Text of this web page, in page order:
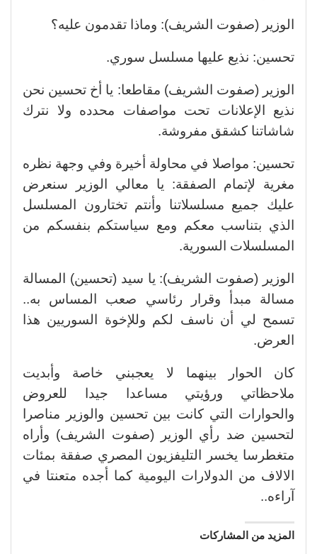
الوزير (صفوت الشريف): وماذا تقدمون عليه؟
تحسين: نذيع عليها مسلسل سوري.
الوزير (صفوت الشريف) مقاطعا: يا أخ تحسين نحن
نذيع الإعلانات تحت مواصفات محدده ولا نترك
شاشاتنا كشقق مفروشة.
تحسين: مواصلا في محاولة أخيرة وفي وجهة نظره
مغرية لإتمام الصفقة: يا معالي الوزير سنعرض
عليك جميع مسلسلاتنا وأنتم تختارون المسلسل
الذي بتناسب معكم ومع سياستكم بنفسكم من
المسلسلات السورية.
الوزير (صفوت الشريف): يا سيد (تحسين) المسالة
مسالة مبدأ وقرار رئاسي صعب المساس به..
تسمح لي أن ناسف لكم وللإخوة السوريين هذا
العرض.
كان الحوار بينهما لا يعجبني خاصة وأبديت
ملاحظاتي ورؤيتي مساعدا جيدا للعروض
والحوارات التي كانت بين تحسين والوزير مناصرا
لتحسين ضد رأي الوزير (صفوت الشريف) وأراه
متغطرسا يخسر التليفزيون المصري صفقة بمئات
الالاف من الدولارات اليومية كما أجده متعنتا في
آراءه..
المزيد من المشاركات